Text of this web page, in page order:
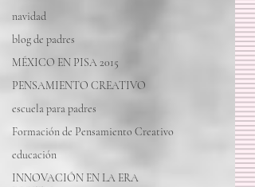
navidad
blog de padres
MÉXICO EN PISA 2015
PENSAMIENTO CREATIVO
escuela para padres
Formación de Pensamiento Creativo
educación
INNOVACIÓN EN LA ERA